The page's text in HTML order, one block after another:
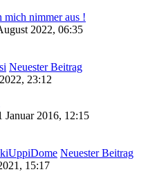
mich nimmer aus !
2022, 06:35
Neuester Beitrag
23:12
Januar 2016, 12:15
Neuester Beitrag
15:17